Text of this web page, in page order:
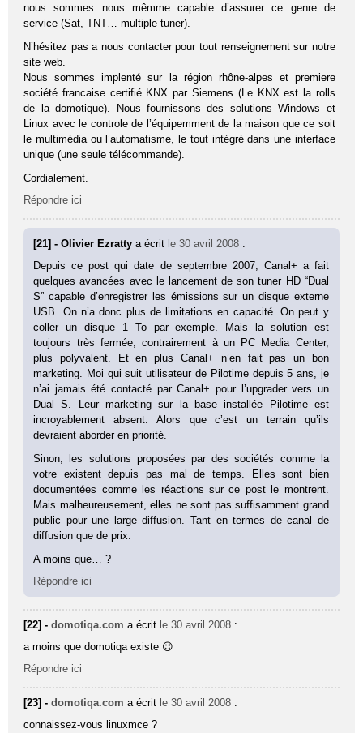
nous sommes nous mêmme capable d’assurer ce genre de
service (Sat, TNT… multiple tuner).
N’hésitez pas a nous contacter pour tout renseignement sur notre
site web.
Nous sommes implenté sur la région rhône-alpes et premiere
société francaise certifié KNX par Siemens (Le KNX est la rolls
de la domotique). Nous fournissons des solutions Windows et
Linux avec le controle de l’équipemment de la maison que ce soit
le multimédia ou l’automatisme, le tout intégré dans une interface
unique (une seule télécommande).
Cordialement.
Répondre ici
[21] - Olivier Ezrattya écrit le 30 avril 2008 :
Depuis ce post qui date de septembre 2007, Canal+ a fait
quelques avancées avec le lancement de son tuner HD “Dual
S” capable d’enregistrer les émissions sur un disque externe
USB. On n’a donc plus de limitations en capacité. On peut y
coller un disque 1 To par exemple. Mais la solution est
toujours très fermée, contrairement à un PC Media Center,
plus polyvalent. Et en plus Canal+ n’en fait pas un bon
marketing. Moi qui suit utilisateur de Pilotime depuis 5 ans, je
n’ai jamais été contacté par Canal+ pour l’upgrader vers un
Dual S. Leur marketing sur la base installée Pilotime est
incroyablement absent. Alors que c’est un terrain qu’ils
devraient aborder en priorité.
Sinon, les solutions proposées par des sociétés comme la
votre existent depuis pas mal de temps. Elles sont bien
documentées comme les réactions sur ce post le montrent.
Mais malheureusement, elles ne sont pas suffisamment grand
public pour une large diffusion. Tant en termes de canal de
diffusion que de prix.
A moins que… ?
Répondre ici
[22] -domotiqa.com a écrit le 30 avril 2008 :
a moins que domotiqa existe 😉
Répondre ici
[23] -domotiqa.com a écrit le 30 avril 2008 :
connaissez-vous linuxmce ?